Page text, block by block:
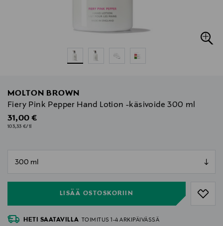
MOLTON BROWN
Fiery Pink Pepper Hand Lotion -käsivoide 300 ml
Original Price
31,00 €
103,33 €/1l
LISÄÄ OSTOSKORIIN
HETI SAATAVILLA
TOIMITUS 1-4 ARKIPÄIVÄSSÄ